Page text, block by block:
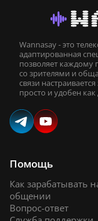
Wannasay - это
адаптированная
позволяет
со зрителями и
связи
просто и удобен как
Помощь
Как зарабатывать
общении
Вопрос-ответ